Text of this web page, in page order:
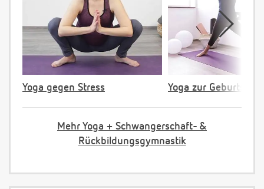
Yoga gegen Stress Yoga zur
Mehr Yoga + Schwangerschaft- &
Rückbildungsgymnastik